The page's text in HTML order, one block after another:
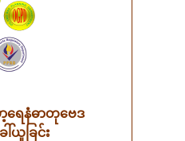
ာ့ရေနံဓာတုဗေဒ
ယူခြင်း